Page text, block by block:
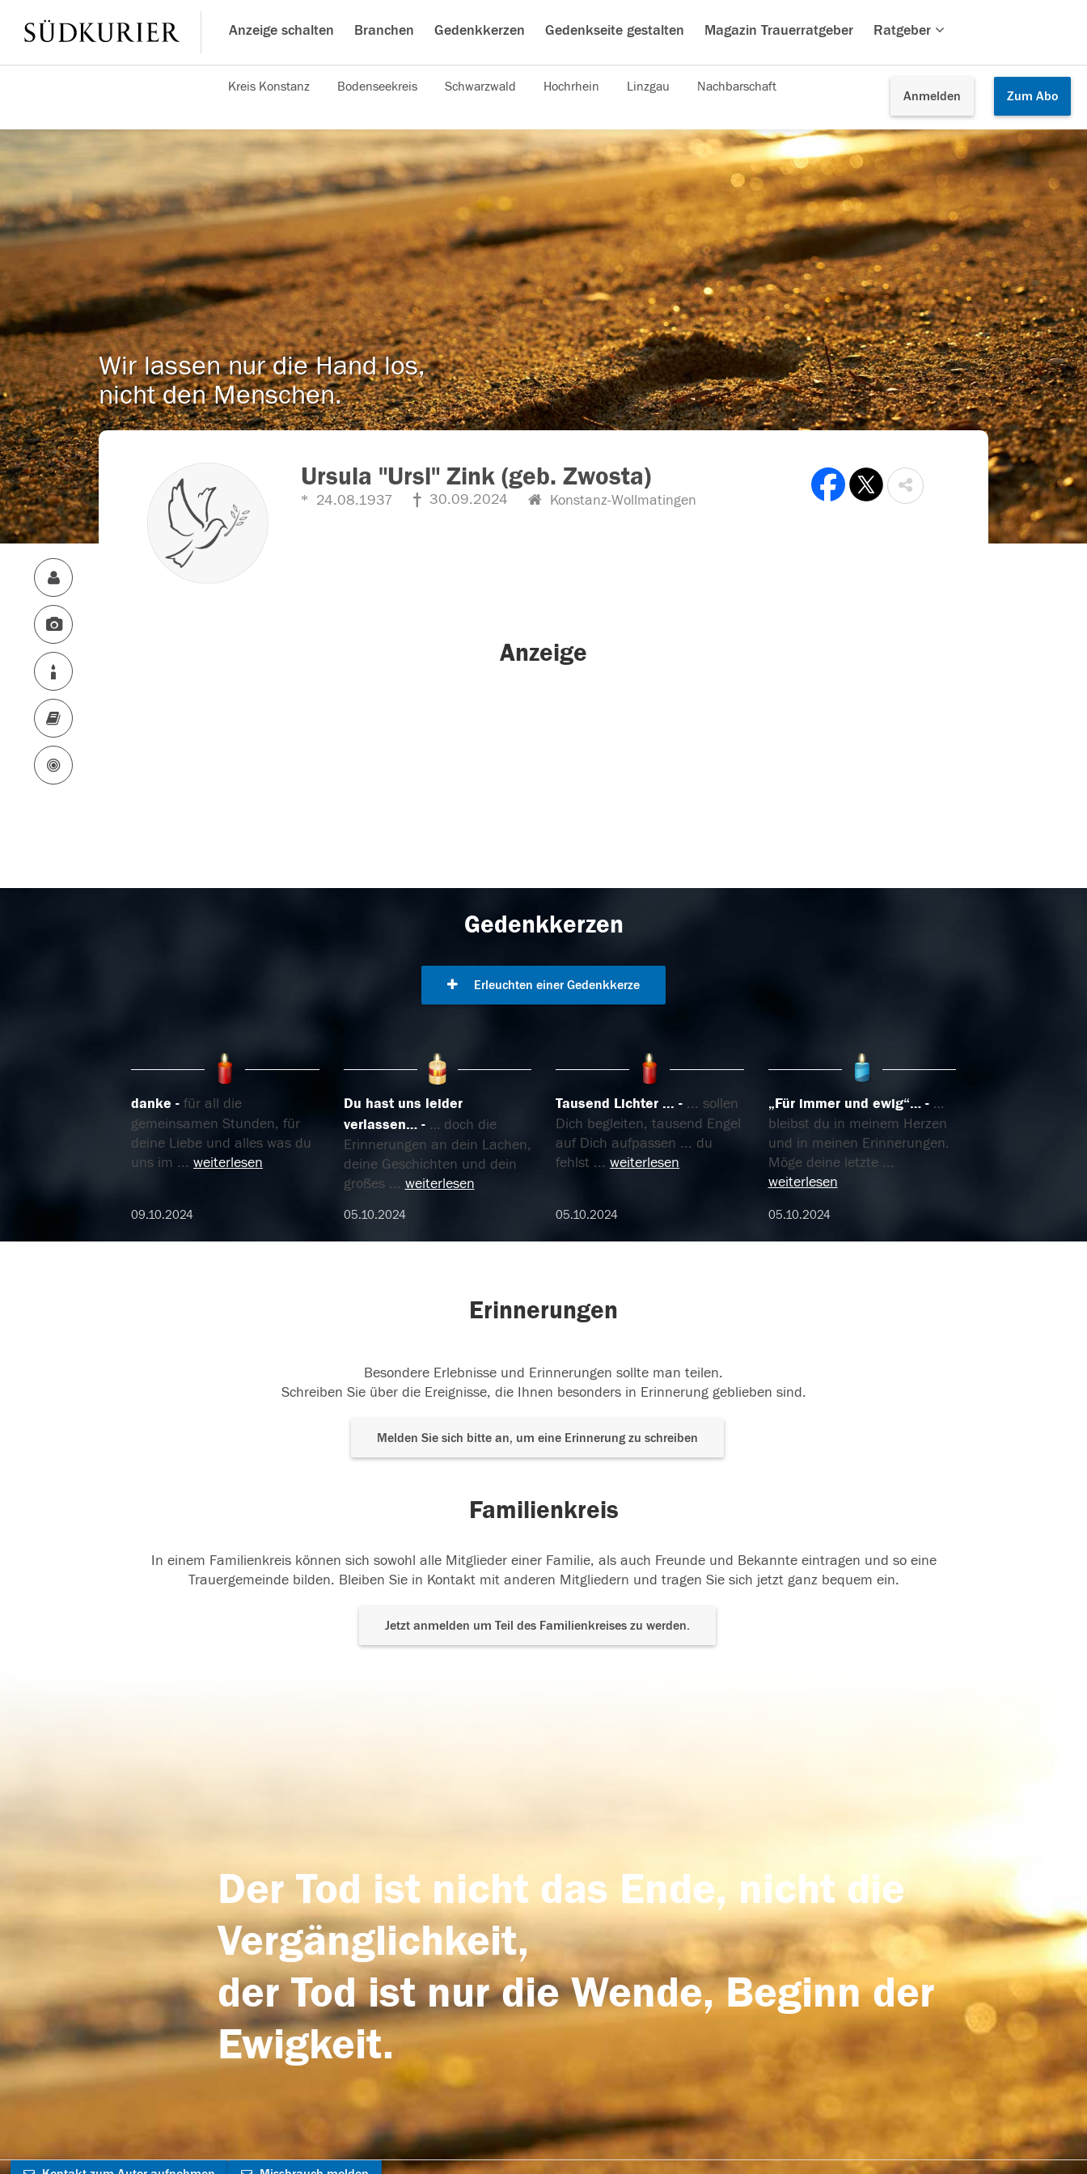
Anzeige schalten Branchen Gedenkkerzen Gedenkseite gestalten Magazin Trauerratgeber Ratgeber
Anmelden Zum Abo
Kreis Konstanz Bodenseekreis Schwarzwald Hochrhein Linzgau Nachbarschaft
Wir lassen nur die Hand los,
nicht den Menschen.
Ursula "Ursl" Zink (geb. Zwosta)
24.08.1937 30.09.2024 Konstanz-Wollmatingen
Anzeige
Gedenkkerzen
Erleuchten einer Gedenkkerze
danke
für all die
gemeinsamen Stunden, für
deine Liebe und alles was du
uns im ... weiterlesen
09.10.2024
Du hast uns leider
verlassen…
… doch die
Erinnerungen an dein Lachen,
deine Geschichten und dein
großes ... weiterlesen
05.10.2024
Tausend Lichter ...
... sollen
Dich begleiten, tausend Engel
auf Dich aufpassen ... du
fehlst ... weiterlesen
05.10.2024
„Für immer und ewig“…
…
bleibst du in meinem Herzen
und in meinen Erinnerungen.
Möge deine letzte ...
weiterlesen
05.10.2024
Erinnerungen
Besondere Erlebnisse und Erinnerungen sollte man teilen.
Schreiben Sie über die Ereignisse, die Ihnen besonders in Erinnerung geblieben sind.
Melden Sie sich bitte an, um eine Erinnerung zu schreiben
Familienkreis
In einem Familienkreis können sich sowohl alle Mitglieder einer Familie, als auch Freunde und Bekannte eintragen und so eine
Trauergemeinde bilden. Bleiben Sie in Kontakt mit anderen Mitgliedern und tragen Sie sich jetzt ganz bequem ein.
Jetzt anmelden um Teil des Familienkreises zu werden.
Der Tod ist nicht das Ende, nicht die
Vergänglichkeit,
der Tod ist nur die Wende, Beginn der
Ewigkeit.